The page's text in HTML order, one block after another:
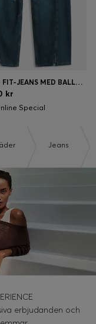
RELAXED FIT-JEANS MED BALLONGBEN OCH SLITS FRAMTILL
kr
Special
Jeans
erbjudanden och